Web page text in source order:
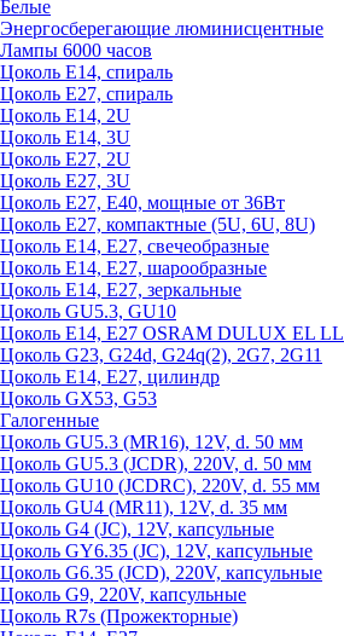
Белые
Энергосберегающие люминисцентные
Лампы 6000 часов
Цоколь Е14, спираль
Цоколь Е27, спираль
Цоколь Е14, 2U
Цоколь Е14, 3U
Цоколь Е27, 2U
Цоколь Е27, 3U
Цоколь Е27, Е40, мощные от 36Вт
Цоколь Е27, компактные (5U, 6U, 8U)
Цоколь Е14, Е27, свечеобразные
Цоколь Е14, Е27, шарообразные
Цоколь Е14, Е27, зеркальные
Цоколь GU5.3, GU10
Цоколь Е14, Е27 OSRAM DULUX EL LL
Цоколь G23, G24d, G24q(2), 2G7, 2G11
Цоколь Е14, Е27, цилиндр
Цоколь GX53, G53
Галогенные
Цоколь GU5.3 (MR16), 12V, d. 50 мм
Цоколь GU5.3 (JCDR), 220V, d. 50 мм
Цоколь GU10 (JCDRC), 220V, d. 55 мм
Цоколь GU4 (MR11), 12V, d. 35 мм
Цоколь G4 (JC), 12V, капсульные
Цоколь GY6.35 (JC), 12V, капсульные
Цоколь G6.35 (JCD), 220V, капсульные
Цоколь G9, 220V, капсульные
Цоколь R7s (Прожекторные)